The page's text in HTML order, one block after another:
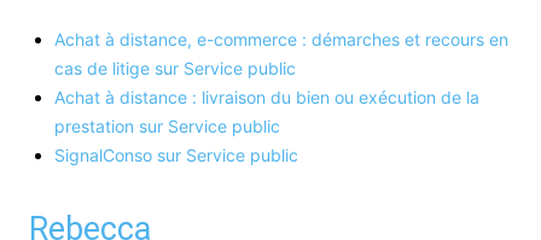
Achat à distance, e-commerce : démarches et recours en
cas de litige sur Service public
Achat à distance : livraison du bien ou exécution de la
prestation sur Service public
SignalConso sur Service public
Rebecca